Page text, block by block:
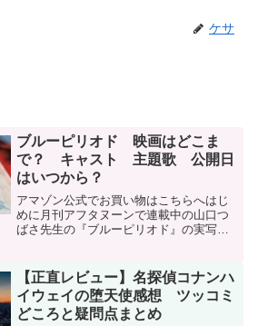
ケサ
ブルーピリオド 映画はどこま
で？ キャスト 主題歌 公開日
はいつから？
アマゾン公式でお買い物はこちらへはじ
めに月刊アフタヌーンで連載中の山口つ
ばさ先生の『ブルーピリオド』の実写映
（1）公開日公開日は2024年8月9日金曜
日です。キャッチコ...
【正直レビュー】名探偵コナンハ
イウェイの堕天使感想 ツッコミ
どころと疑問点まとめ